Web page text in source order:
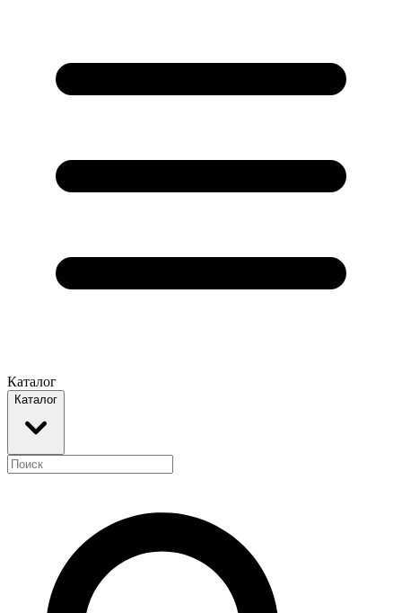
Каталог
Каталог